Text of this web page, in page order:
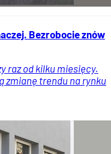
Bezrobocie znów
raz od kilku miesięcy.
zmianę trendu na rynku